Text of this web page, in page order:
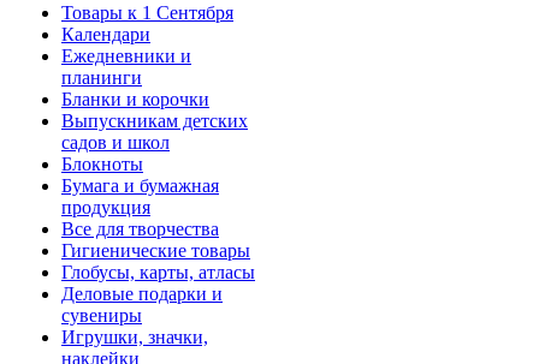
Товары к 1 Сентября
Календари
Ежедневники и
планинги
Бланки и корочки
Выпускникам детских
садов и школ
Блокноты
Бумага и бумажная
продукция
Все для творчества
Гигиенические товары
Глобусы, карты, атласы
Деловые подарки и
сувениры
Игрушки, значки,
наклейки